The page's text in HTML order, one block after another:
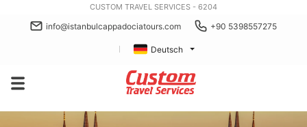
CUSTOM TRAVEL SERVICES - 6204
info@istanbulcappadociatours.com +90 5398557275
Deutsch